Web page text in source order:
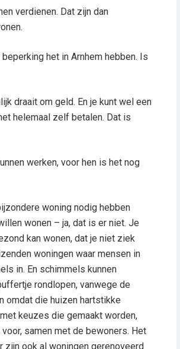
verdienen. Dat zijn dan
het in Arnhem hebben. Is
draait om geld. En je kunt wel een
helemaal zelf betalen. Dat is
werken, voor hen is het nog
woning nodig hebben
wonen – ja, dat is er niet. Je
kan wonen, dat je niet ziek
woningen waar mensen in
in. En schimmels kunnen
rondlopen, vanwege de
omdat die huizen hartstikke
keuzes die gemaakt worden,
samen met de bewoners. Het
zijn ook al woningen gerenoveerd